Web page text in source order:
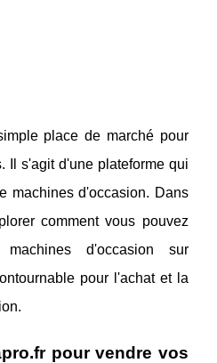
place de marché pour
Il s'agit d'une plateforme qui
machines d'occasion. Dans
comment vous pouvez
d'occasion sur
pour l'achat et la
pour vendre vos